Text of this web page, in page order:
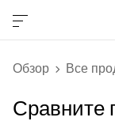
Обзор Все
Сравните